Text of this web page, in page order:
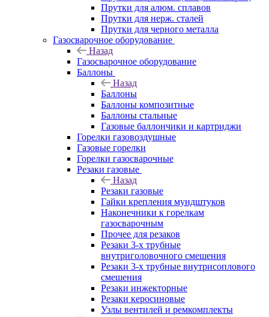
Прутки для алюм. сплавов
Прутки для нерж. сталей
Прутки для черного металла
Газосварочное оборудование
Назад
Газосварочное оборудование
Баллоны
Назад
Баллоны
Баллоны композитные
Баллоны стальные
Газовые баллончики и картриджи
Горелки газовоздушные
Газовые горелки
Горелки газосварочные
Резаки газовые
Назад
Резаки газовые
Гайки крепления мундштуков
Наконечники к горелкам
газосварочным
Прочее для резаков
Резаки 3-х трубные
внутриголовочного смешения
Резаки 3-х трубные внутрисоплового
смешения
Резаки инжекторные
Резаки керосиновые
Узлы вентилей и ремкомплекты